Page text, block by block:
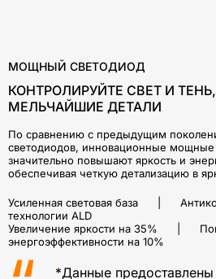
МОЩНЫЙ СВЕТОДИОД
КОНТРОЛИРУЙТЕ СВЕТ И
МЕЛЬЧАЙШИЕ ДЕТАЛИ
По сравнению с предыдущим
светодиодов, инновационные мощные
значительно повышают яркость и
обеспечивая четкую детализацию в
Усиленная световая база |
технологии ALD
Увеличение яркости на 35% |
энергоэффективности на 10%
*Данные